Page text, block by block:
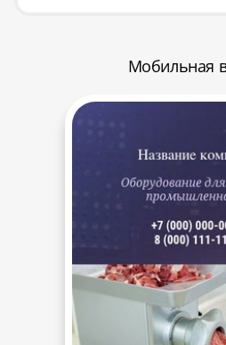
Мобильная